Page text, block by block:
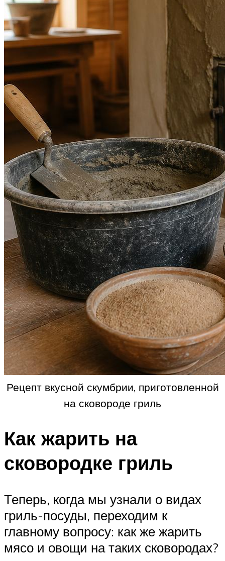
Рецепт вкусной скумбрии, приготовленной
на сковороде гриль
Как жарить на
сковородке гриль
Теперь, когда мы узнали о видах
гриль-посуды, переходим к
главному вопросу: как же жарить
мясо и овощи на таких сковородах?